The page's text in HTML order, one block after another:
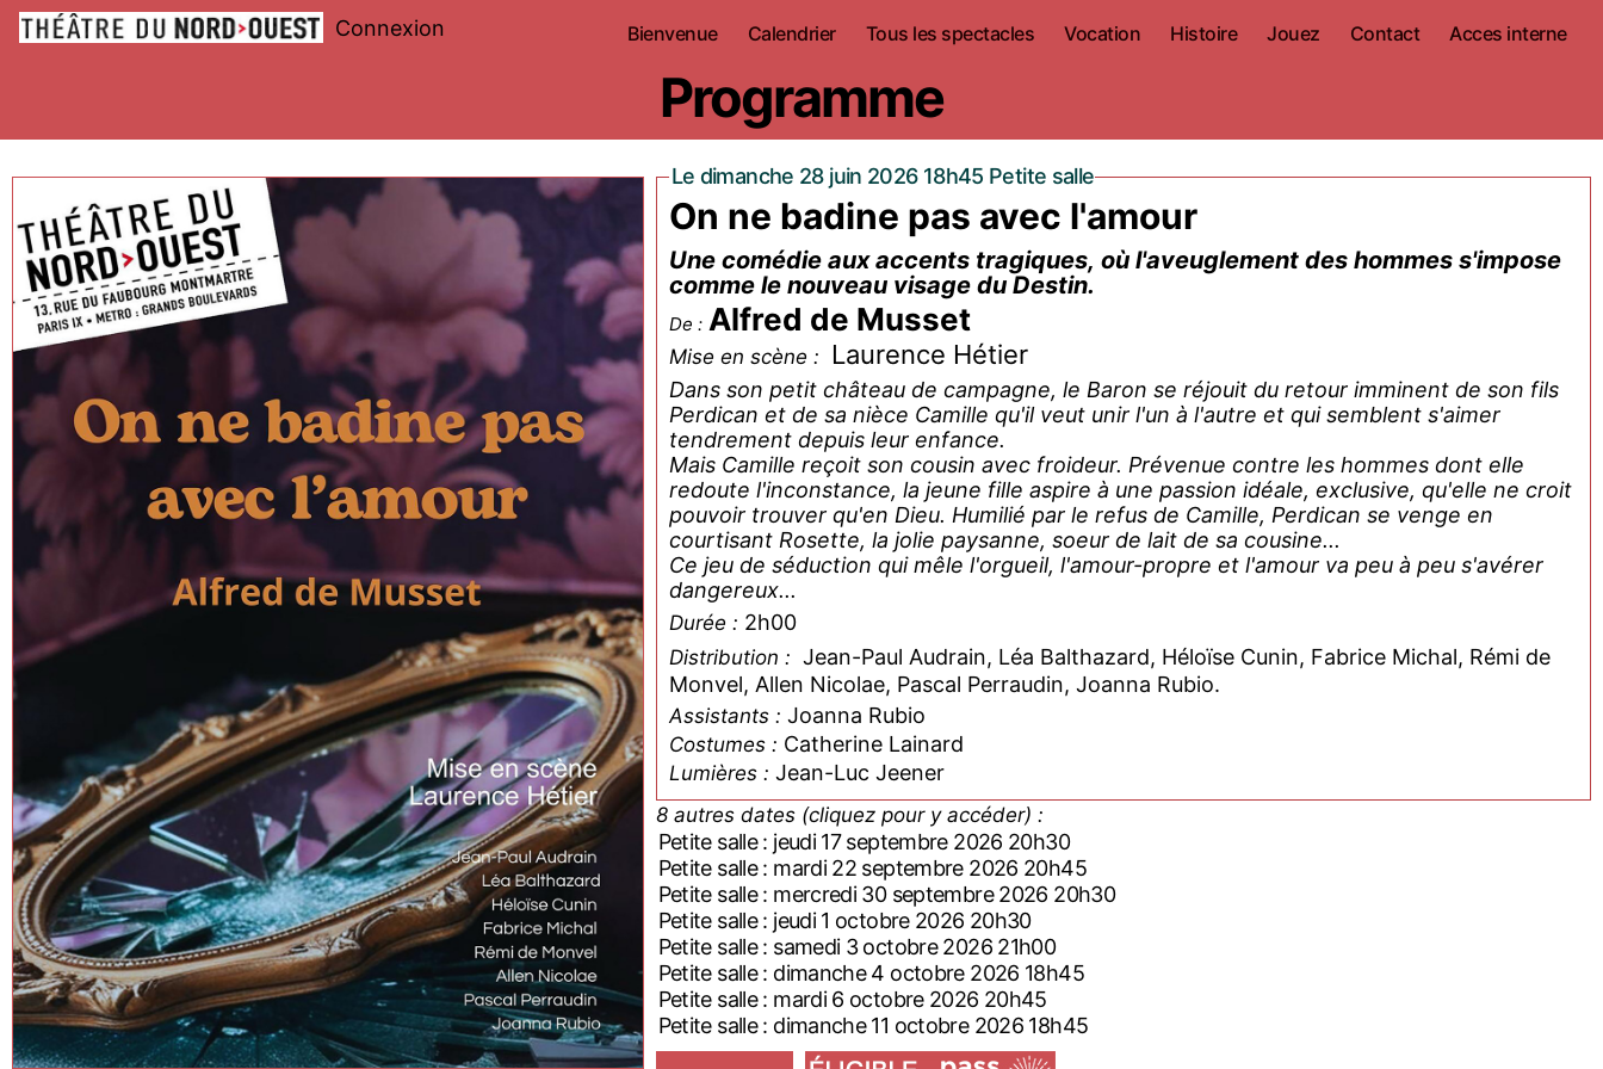
Connexion Bienvenue Calendrier Tous les spectacles Vocation Histoire Jouez Contact Acces interne
Programme
Le dimanche 28 juin 2026 18h45 Petite salle
On ne badine pas avec l'amour
Une comédie aux accents tragiques, où l'aveuglement des hommes s'impose
comme le nouveau visage du Destin.
De : Alfred de Musset
Mise en scène : Laurence Hétier
Dans son petit château de campagne, le Baron se réjouit du retour imminent de son fils
Perdican et de sa nièce Camille qu'il veut unir l'un à l'autre et qui semblent s'aimer
tendrement depuis leur enfance.
Mais Camille reçoit son cousin avec froideur. Prévenue contre les hommes dont elle
redoute l'inconstance, la jeune fille aspire à une passion idéale, exclusive, qu'elle ne croit
pouvoir trouver qu'en Dieu. Humilié par le refus de Camille, Perdican se venge en
courtisant Rosette, la jolie paysanne, soeur de lait de sa cousine...
Ce jeu de séduction qui mêle l'orgueil, l'amour-propre et l'amour va peu à peu s'avérer
dangereux...
Durée : 2h00
Distribution : Jean-Paul Audrain, Léa Balthazard, Héloïse Cunin, Fabrice Michal, Rémi de
Monvel, Allen Nicolae, Pascal Perraudin, Joanna Rubio.
Assistants : Joanna Rubio
Costumes : Catherine Lainard
Lumières : Jean-Luc Jeener
8 autres dates (cliquez pour y accéder) :
Petite salle : jeudi 17 septembre 2026 20h30
Petite salle : mardi 22 septembre 2026 20h45
Petite salle : mercredi 30 septembre 2026 20h30
Petite salle : jeudi 1 octobre 2026 20h30
Petite salle : samedi 3 octobre 2026 21h00
Petite salle : dimanche 4 octobre 2026 18h45
Petite salle : mardi 6 octobre 2026 20h45
Petite salle : dimanche 11 octobre 2026 18h45